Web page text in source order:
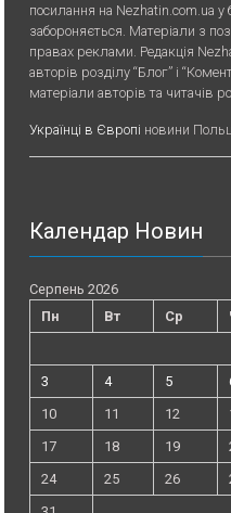
посилання на Nezhatin.com.ua
забороняється. Матеріали з
правах реклами. Редакція
авторів розділу “Блог” і
матеріали авторів та читачів
Українці в Європі новини
Календар Новин
Серпень 2026
Пн
Вт Ср
3
4 5
10
11 12
17
18 19
24
25 26